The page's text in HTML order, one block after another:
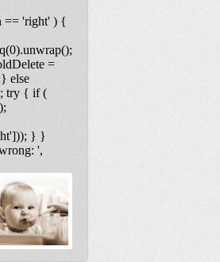
== 'right' ) {
=
else
try { if (
} }
',